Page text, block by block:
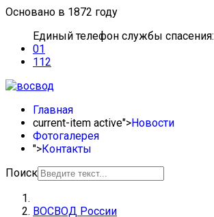
Основано в 1872 году
Единый телефон службы спасения:
01
112
Главная
current-item active">Новости
Фотогалерея
">Контакты
Поиск
ВОСВОД России